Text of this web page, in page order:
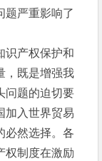
题严重影响了
产权保护和
，既是增强我
问题的迫切要
加入世界贸易
必然选择。各
权制度在激励